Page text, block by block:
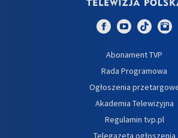
Abonament TVP
Rada Programowa
Ogłoszenia
Akademia Telewizyjna
Regulamin tvp.pl
Telegazeta ogłoszenia